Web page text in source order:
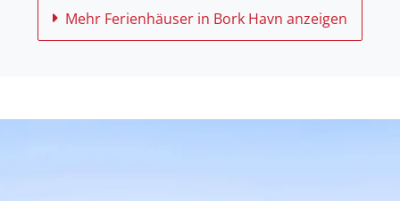
Mehr Ferienhäuser in Bork Havn anzeigen